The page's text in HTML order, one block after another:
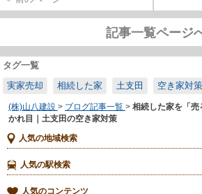
記事一覧ページ
タグ一覧
実家売却
相続した家 土支田 空き家対策
(株)山八建設 > ブログ記事一覧 > 相続した家を「
かれ目｜土支田の空き家対策
人気の地域検索
人気の駅検索
人気のコンテンツ